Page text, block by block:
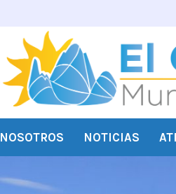
NOSOTROS NOTICIAS